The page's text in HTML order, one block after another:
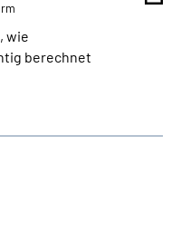
wie
berechnet